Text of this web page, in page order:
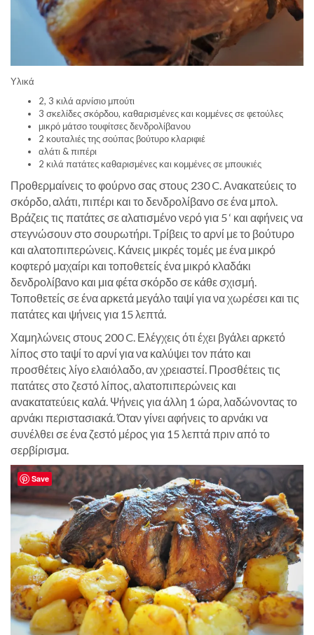
Υλικά
2, 3 κιλά αρνίσιο μπούτι
3 σκελίδες σκόρδου, καθαρισμένες και κομμένες σε φετούλες
μικρό μάτσο τουφίτσες δενδρολίβανου
2 κουταλιές της σούπας βούτυρο κλαριφιέ
αλάτι & πιπέρι
2 κιλά πατάτες καθαρισμένες και κομμένες σε μπουκιές
Προθερμαίνεις το φούρνο σας στους 230 C. Ανακατεύεις το
σκόρδο, αλάτι, πιπέρι και το δενδρολίβανο σε ένα μπολ.
Βράζεις τις πατάτες σε αλατισμένο νερό για 5 ‘ και αφήνεις να
στεγνώσουν στο σουρωτήρι. Τρίβεις το αρνί με το βούτυρο
και αλατοπιπερώνεις. Κάνεις μικρές τομές με ένα μικρό
κοφτερό μαχαίρι και τοποθετείς ένα μικρό κλαδάκι
δενδρολίβανο και μια φέτα σκόρδο σε κάθε σχισμή.
Τοποθετείς σε ένα αρκετά μεγάλο ταψί για να χωρέσει και τις
πατάτες και ψήνεις για 15 λεπτά.
Χαμηλώνεις στους 200 C. Ελέγχεις ότι έχει βγάλει αρκετό
λίπος στο ταψί το αρνί για να καλύψει τον πάτο και
προσθέτεις λίγο ελαιόλαδο, αν χρειαστεί. Προσθέτεις τις
πατάτες στο ζεστό λίπος, αλατοπιπερώνεις και
ανακατατεύεις καλά. Ψήνεις για άλλη 1 ώρα, λαδώνοντας το
αρνάκι περιστασιακά. Όταν γίνει αφήνεις το αρνάκι να
συνέλθει σε ένα ζεστό μέρος για 15 λεπτά πριν από το
σερβίρισμα.
Save